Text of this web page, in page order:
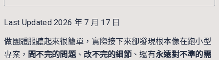
Last Updated 2026 年 7 月 17 日
做團體服聽起來很簡單，實際接下來卻發現根本像在跑小型
專案， 問不完的問題、 改不完的細節 、還有永遠對不準的需